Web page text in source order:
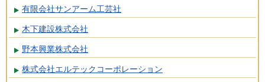
有限会社サンアーム工芸社
木下建設株式会社
野本興業株式会社
株式会社エルテックコーポレーション